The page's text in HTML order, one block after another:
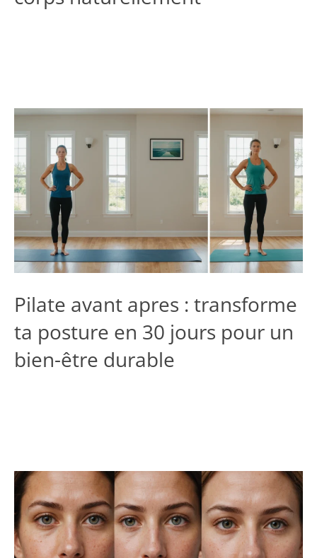
Pilate avant apres : transforme
ta posture en 30 jours pour un
bien-être durable